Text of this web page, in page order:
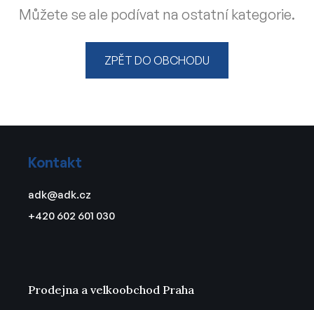
Můžete se ale podívat na ostatní kategorie.
ZPĚT DO OBCHODU
Kontakt
adk@adk.cz
+420 602 601 030
Prodejna a velkoobchod Praha